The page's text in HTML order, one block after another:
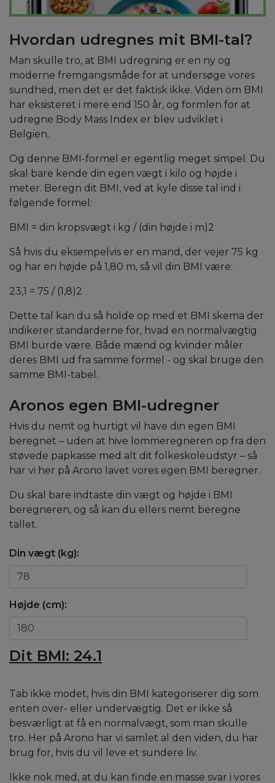
Hvordan udregnes mit BMI-tal?
Man skulle tro, at BMI udregning er en ny og
moderne fremgangsmåde for at undersøge vores
sundhed, men det er det faktisk ikke. Viden om BMI
har eksisteret i mere end 150 år, og formlen for at
udregne Body Mass Index er blev udviklet i
Belgien.
Og denne BMI-formel er egentlig meget simpel. Du
skal bare kende din egen vægt i kilo og højde i
meter. Beregn dit BMI, ved at kyle disse tal ind i
følgende formel:
BMI = din kropsvægt i kg / (din højde i m)2
Så hvis du eksempelvis er en mand, der vejer 75 kg
og har en højde på 1,80 m, så vil din BMI være:
23,1 = 75 / (1,8)2
Dette tal kan du så holde op med et BMI skema der
indikerer standarderne for, hvad en normalvægtig
BMI burde være. Både mænd og kvinder måler
deres BMI ud fra samme formel - og skal bruge den
samme BMI-tabel.
Aronos egen BMI-udregner
Hvis du nemt og hurtigt vil have din egen BMI
beregnet – uden at hive lommeregneren op fra den
støvede papkasse med alt dit folkeskoleudstyr – så
har vi her på Arono lavet vores egen BMI beregner.
Du skal bare indtaste din vægt og højde i BMI
beregneren, og så kan du ellers nemt beregne
tallet.
Din vægt (kg):
Højde (cm):
Dit BMI: 24.1
Tab ikke modet, hvis din BMI kategoriserer dig som
enten over- eller undervægtig. Det er ikke så
besværligt at få en normalvægt, som man skulle
tro. Her på Arono har vi samlet al den viden, du har
brug for, hvis du vil leve et sundere liv.
Ikke nok med, at du kan finde en masse svar i vores